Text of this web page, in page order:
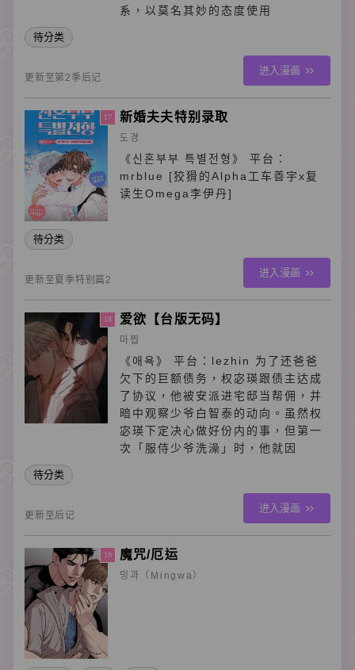
系，以莫名其妙的态度使用
待分类
更新至第2季后记
进入漫画
17 新婚夫夫特别录取
도경
《신혼부부 특별전형》 平台：
mrblue [狡猾的Alpha工车善宇x复
读生Omega李伊丹]
待分类
更新至夏季特别篇2
进入漫画
18 爱欲【台版无码】
마찝
《애욕》 平台：lezhin 为了还爸爸
欠下的巨额债务，权宓瑛跟债主达成
了协议，他被安派进宅邸当帮佣，并
暗中观察少爷白智泰的动向。虽然权
宓瑛下定决心做好份内的事，但第一
次「服侍少爷洗澡」时，他就因
待分类
更新至后记
进入漫画
19 魔咒/厄运
밍과（Mingwa）